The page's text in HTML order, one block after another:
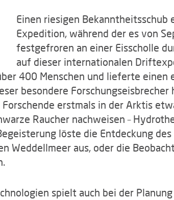
Einen riesigen Bekanntheitsschub
Expedition, während der es von
festgefroren an einer Eisscholle
auf dieser internationalen
400 Menschen und lieferte einen
besondere
erstmals in der Arktis
Raucher nachweisen –
löste die Entdeckung
Weddellmeer aus, oder die
spielt auch bei der